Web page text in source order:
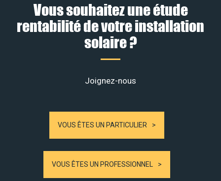
Vous souhaitez une étude
rentabilité de votre installation
solaire ?
Joignez-nous
VOUS ÊTES UN PARTICULIER
VOUS ÊTES UN PROFESSIONNEL